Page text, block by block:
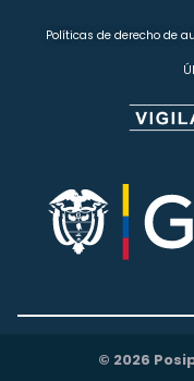
Políticas de derecho de
© 2026